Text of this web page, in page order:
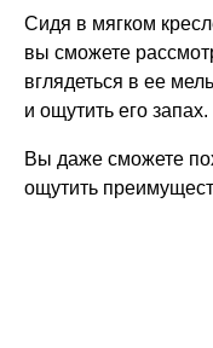
Сидя в мягком
вы сможете
вглядеться в ее
и ощутить его запах.
Вы даже сможете
ощутить